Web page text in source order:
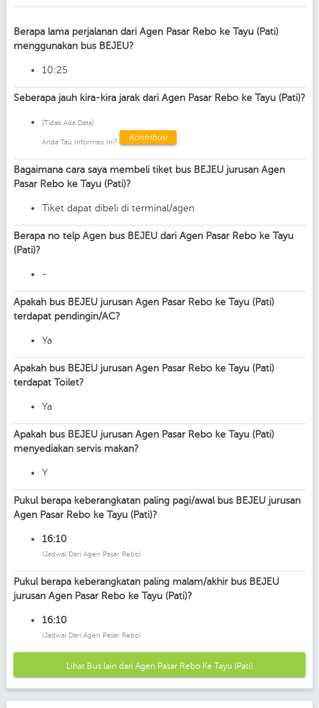
Berapa lama perjalanan dari Agen Pasar Rebo ke Tayu (Pati)
menggunakan bus BEJEU?
10:25
Seberapa jauh kira-kira jarak dari Agen Pasar Rebo ke Tayu (Pati)?
[Tidak Ada Data]
Anda Tau Informasi Ini? Kontribusi
Bagaimana cara saya membeli tiket bus BEJEU jurusan Agen
Pasar Rebo ke Tayu (Pati)?
Tiket dapat dibeli di terminal/agen
Berapa no telp Agen bus BEJEU dari Agen Pasar Rebo ke Tayu
(Pati)?
-
Apakah bus BEJEU jurusan Agen Pasar Rebo ke Tayu (Pati)
terdapat pendingin/AC?
Ya
Apakah bus BEJEU jurusan Agen Pasar Rebo ke Tayu (Pati)
terdapat Toilet?
Ya
Apakah bus BEJEU jurusan Agen Pasar Rebo ke Tayu (Pati)
menyediakan servis makan?
Y
Pukul berapa keberangkatan paling pagi/awal bus BEJEU jurusan
Agen Pasar Rebo ke Tayu (Pati)?
16:10
(Jadwal Dari Agen Pasar Rebo)
Pukul berapa keberangkatan paling malam/akhir bus BEJEU
jurusan Agen Pasar Rebo ke Tayu (Pati)?
16:10
(Jadwal Dari Agen Pasar Rebo)
Lihat Bus lain dari Agen Pasar Rebo Ke Tayu (Pati)